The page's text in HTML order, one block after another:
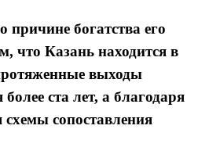
причине богатства его
что Казань находится в
выходы
ста лет, а благодаря
сопоставления